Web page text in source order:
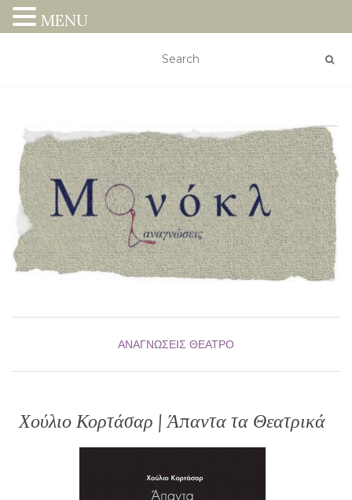
ΑΝΑΓΝΏΣΕΙΣ ΘΈΑΤΡΟ
Χούλιο Κορτάσαρ | Άπαντα τα Θεατρικά
MENU